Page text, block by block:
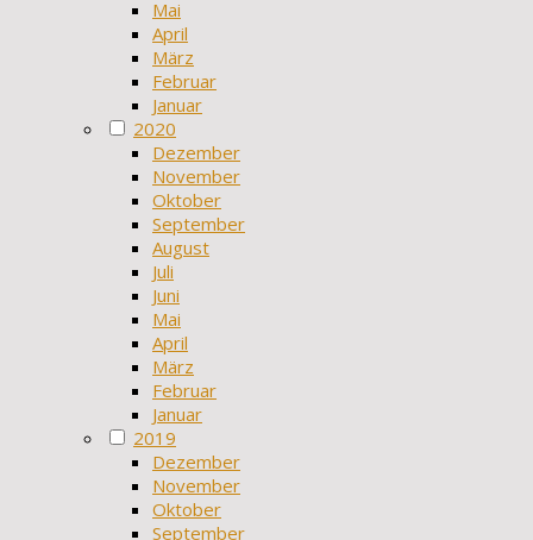
Mai
April
März
Februar
Januar
2020
Dezember
November
Oktober
September
August
Juli
Juni
Mai
April
März
Februar
Januar
2019
Dezember
November
Oktober
September